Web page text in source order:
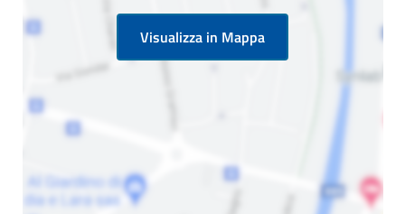
Visualizza in Mappa